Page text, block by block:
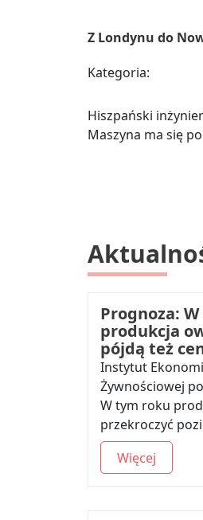
Z Londynu do
Kategoria:
Hiszpański
Maszyna ma się
Prognoza:
produkcja
pójdą też
Instytut
Żywnościowej
W tym roku
przekroczyć
Więcej